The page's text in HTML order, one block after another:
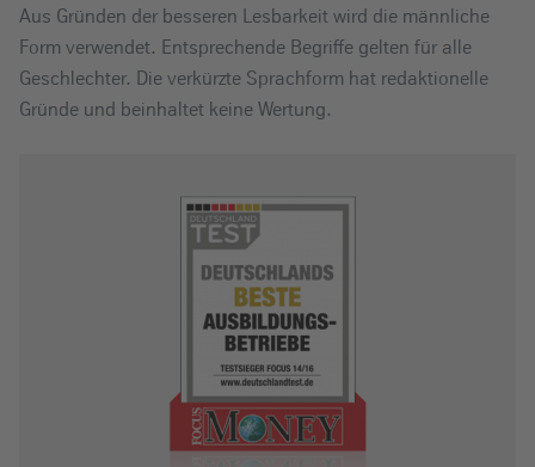
Aus Gründen der besseren Lesbarkeit wird die männliche
Form verwendet. Entsprechende Begriffe gelten für alle
Geschlechter. Die verkürzte Sprachform hat redaktionelle
Gründe und beinhaltet keine Wertung.